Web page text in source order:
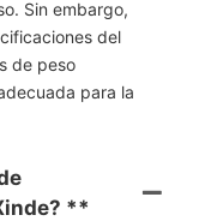
Sin embargo,
del
de peso
para la
**